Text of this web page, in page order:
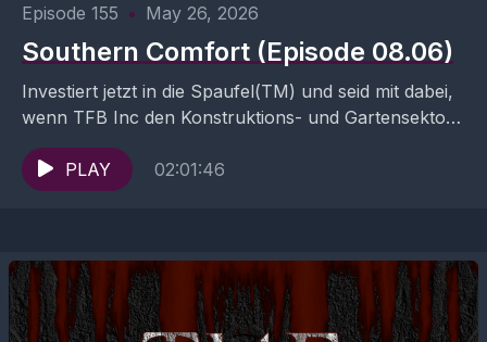
Episode 155 • May 26, 2026
Southern Comfort (Episode 08.06)
Investiert jetzt in die Spaufel(TM) und seid mit dabei,
wenn TFB Inc den Konstruktions- und Gartensektor
revolutioniert. Ricky löst mit ihrem zusätzlichen
Armen außerdem...
PLAY 02:01:46